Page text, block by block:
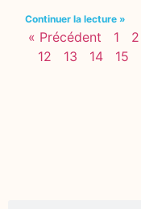
Continuer la lecture »
« Précédent 1 2
12
13 14 15